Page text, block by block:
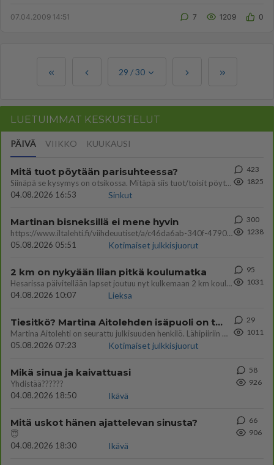
07.04.2009 14:51 7 1209 0
29 /30
LUETUIMMAT KESKUSTELUT
PÄIVÄ VIIKKO KUUKAUSI
Mitä tuot pöytään parisuhteessa?
Siinäpä se kysymys on otsikossa. Mitäpä siis tuot/toisit pöytään parisuhteessa? Oletko mies vai nainen? Koetko sen mitä
04.08.2026 16:53
Sinkut
423
1825
Martinan bisneksillä ei mene hyvin
https://www.iltalehti.fi/viihdeuutiset/a/c46da6ab-340f-4790-aaa7-0865eed2336 Yrityksen konkurssihakemus on tullut kärä
05.08.2026 05:51
Kotimaiset julkkisjuorut
300
1238
2 km on nykyään liian pitkä koulumatka
Hesarissa päivitellään lapset joutuu nyt kulkemaan 2 km kouluun jösses. Ruostefillarilla tuo matka menee vaikka miten äk
04.08.2026 10:07
Lieksa
95
1031
Tiesitkö? Martina Aitolehden isäpuoli on tämä suosittu laulaja
Martina Aitolehti on seurattu julkisuuden henkilö. Lähipiiriin mahtuu muitakin tunnettuja henkilöitä. Tiesitkö, että Ma
05.08.2026 07:23
Kotimaiset julkkisjuorut
29
1011
Mikä sinua ja kaivattuasi
Yhdistää??????
04.08.2026 18:50
Ikävä
58
926
Mitä uskot hänen ajattelevan sinusta?
😇
04.08.2026 18:30
Ikävä
66
906